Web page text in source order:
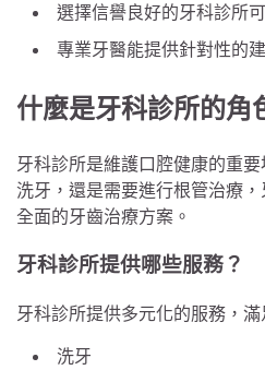
選擇信譽良好的牙科診所
專業牙醫能提供針對性的
什麼是牙科診所的角
牙科診所是維護口腔健康的重
洗牙，還是需要進行根管治療
全面的牙齒治療方案。
牙科診所提供哪些服務？
牙科診所提供多元化的服務，
洗牙